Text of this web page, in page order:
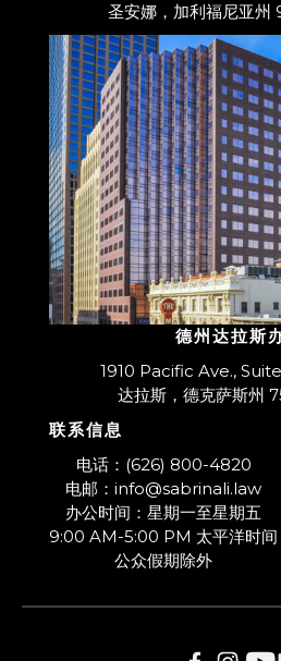
圣安娜，加利福尼亚州
德州达拉斯
1910 Pacific Ave.,
达拉斯，德克萨斯州
联系信息
​电话：(626) 800-4820
电邮：info@sabrinali.law
办公时间：星期一至星期五
9:00 AM-5:00 PM 太平洋时间
​公众假期除外